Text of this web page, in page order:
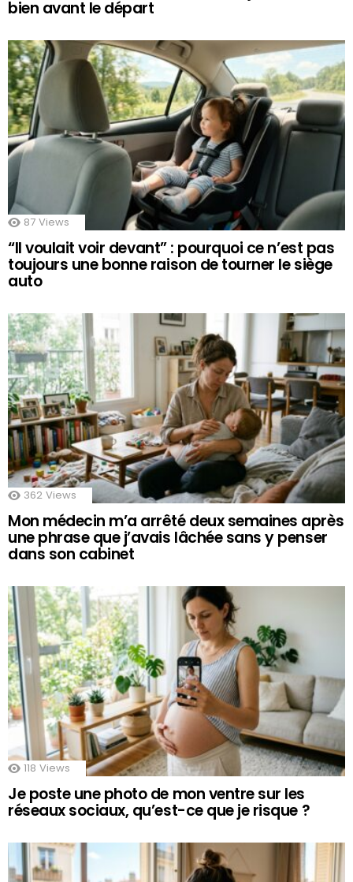
bien avant le départ
87 Views
“Il voulait voir devant” : pourquoi ce n’est pas
toujours une bonne raison de tourner le siège
auto
362 Views
Mon médecin m’a arrêté deux semaines après
une phrase que j’avais lâchée sans y penser
dans son cabinet
118 Views
Je poste une photo de mon ventre sur les
réseaux sociaux, qu’est-ce que je risque ?